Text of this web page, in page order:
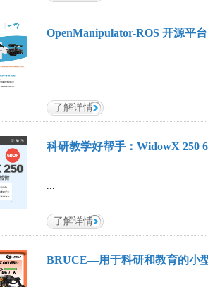
OpenManipulator-ROS 开源平
...
了解详情
科研教学好帮手：WidowX 250
...
了解详情
BRUCE—用于科研和教育的小